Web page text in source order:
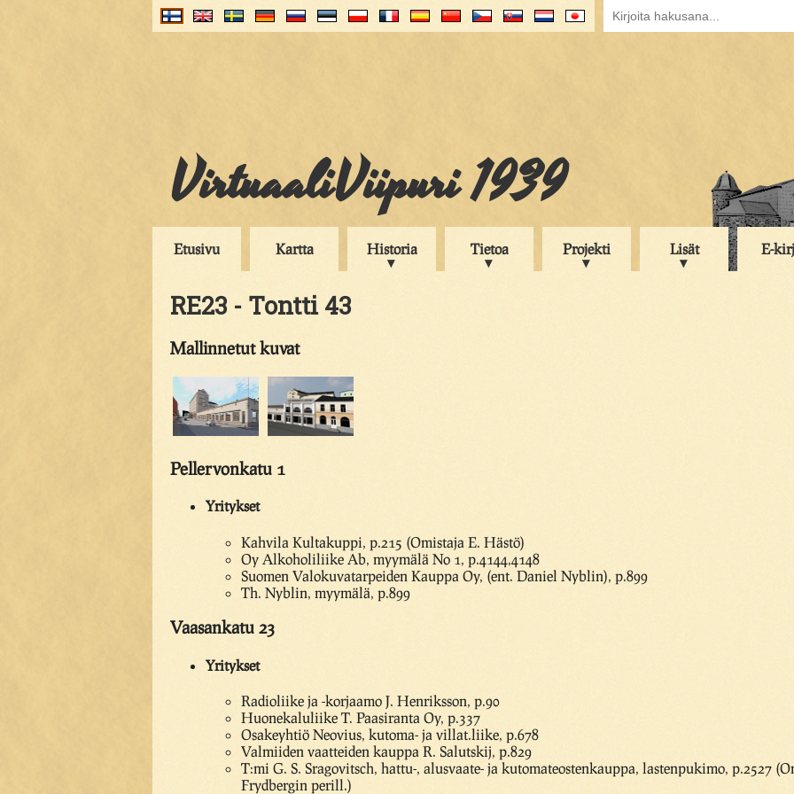
VirtuaaliViipuri 1939
Etusivu Kartta Historia Tietoa Projekti Lisät E-
RE23 - Tontti 43
Mallinnetut kuvat
Pellervonkatu 1
Yritykset
Kahvila Kultakuppi, p.215 (Omistaja E. Hästö)
Oy Alkoholiliike Ab, myymälä No 1, p.4144,4148
Suomen Valokuvatarpeiden Kauppa Oy, (ent. Daniel Nyblin), p.899
Th. Nyblin, myymälä, p.899
Vaasankatu 23
Yritykset
Radioliike ja -korjaamo J. Henriksson, p.90
Huonekaluliike T. Paasiranta Oy, p.337
Osakeyhtiö Neovius, kutoma- ja villat.liike, p.678
Valmiiden vaatteiden kauppa R. Salutskij, p.829
T:mi G. S. Sragovitsch, hattu-, alusvaate- ja kutomateostenkauppa, lastenpukimo, p.2527
Frydbergin perill.)